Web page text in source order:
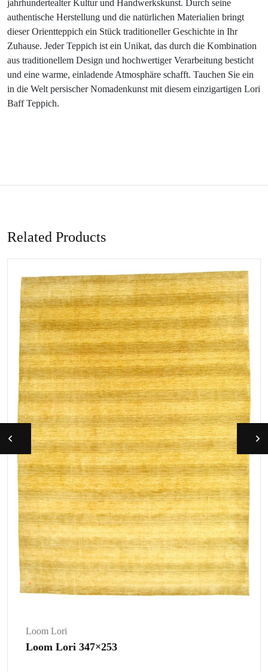
jahrhundertealter Kultur und Handwerkskunst. Durch seine
authentische Herstellung und die natürlichen Materialien bringt
dieser Orientteppich ein Stück traditioneller Geschichte in Ihr
Zuhause. Jeder Teppich ist ein Unikat, das durch die Kombination
aus traditionellem Design und hochwertiger Verarbeitung besticht
und eine warme, einladende Atmosphäre schafft. Tauchen Sie ein
in die Welt persischer Nomadenkunst mit diesem einzigartigen Lori
Baff Teppich.
Related Products
Loom Lori
Loom Lori 347×253